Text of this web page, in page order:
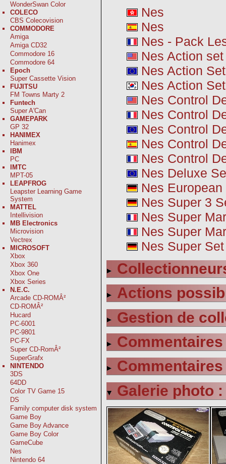
WonderSwan Color
COLECO
CBS Colecovision
COMMODORE
Amiga
Amiga CD32
Commodore 16
Commodore 64
Epoch
Super Cassette Vision
FUJITSU
FM Towns Marty 2
Funtech
Super A'Can
GAMEPARK
GP 32
HANIMEX
Hanimex
IBM
PC
IMTC
MPT-05
LEAPFROG
Leapster Learning Game
System
MATTEL
Intellivision
MB Electronics
Microvision
Vectrex
MICROSOFT
Xbox
Xbox 360
Xbox One
Xbox Series
N.E.C.
Arcade CD-ROMÂ²
CD-ROMÂ²
Hucard
PC-6001
PC-9801
PC-FX
Super CD-RomÂ²
SuperGrafx
NINTENDO
3DS
64DD
Color TV Game 15
DS
Family computer disk system
Game Boy
Game Boy Advance
Game Boy Color
GameCube
Nes
Nintendo 64
Nes
Nes
Nes - Pack
Nes Action set
Nes Action Set
Nes Action
Nes Control
Nes Control
Nes Control
Nes Control
Nes Control
Nes Deluxe
Nes
Nes Super 3
Nes Super
Nes Super
Nes Super Set
Actions
Gestion de
Galerie photo :